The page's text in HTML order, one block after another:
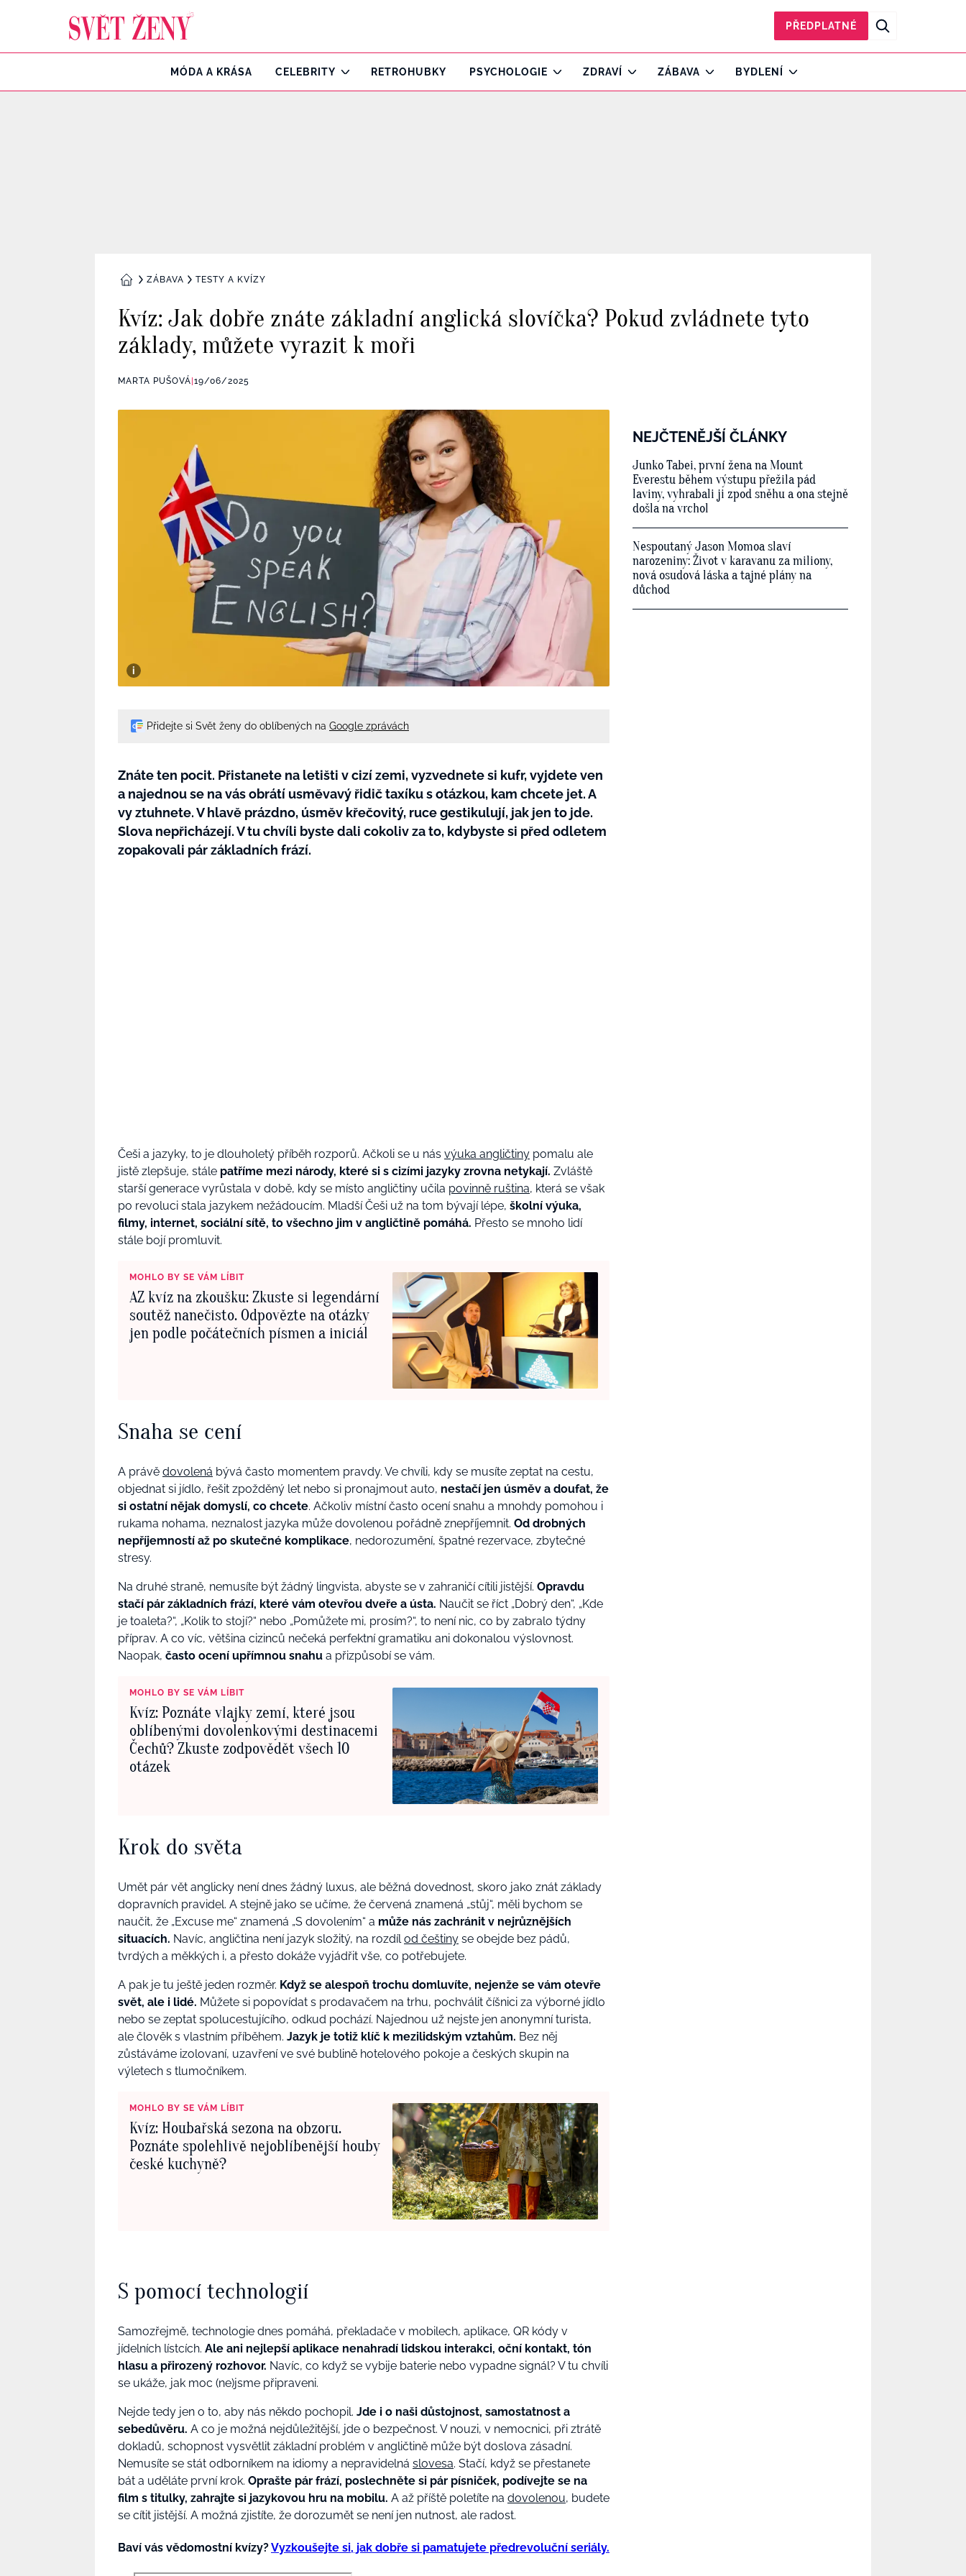
PŘEDPLATNÉ
MÓDA A KRÁSA CELEBRITY RETROHUBKY PSYCHOLOGIE ZDRAVÍ ZÁBAVA BYDLENÍ
DOMŮZÁBAVA TESTY A KVÍZY
Kvíz: Jak dobře znáte základní anglická slovíčka? Pokud zvládnete tyto
základy, můžete vyrazit k moři
MARTA PUŠOVÁ 19/06/2025
Přidejte si Svět ženy do oblíbených na Google zprávách
Znáte ten pocit. Přistanete na letišti v cizí zemi, vyzvednete si kufr, vyjdete ven
a najednou se na vás obrátí usměvavý řidič taxíku s otázkou, kam chcete jet. A
vy ztuhnete. V hlavě prázdno, úsměv křečovitý, ruce gestikulují, jak jen to jde.
Slova nepřicházejí. V tu chvíli byste dali cokoliv za to, kdybyste si před odletem
zopakovali pár základních frází.
Češi a jazyky, to je dlouholetý příběh rozporů. Ačkoli se u nás výuka angličtiny pomalu ale
jistě zlepšuje, stále patříme mezi národy, které si s cizími jazyky zrovna netykají. Zvláště
starší generace vyrůstala v době, kdy se místo angličtiny učila povinně ruština, která se však
po revoluci stala jazykem nežádoucím. Mladší Češi už na tom bývají lépe, školní výuka,
filmy, internet, sociální sítě, to všechno jim v angličtině pomáhá. Přesto se mnoho lidí
stále bojí promluvit.
MOHLO BY SE VÁM LÍBIT
AZ kvíz na zkoušku: Zkuste si legendární
soutěž nanečisto. Odpovězte na otázky
jen podle počátečních písmen a iniciál
Snaha se cení
A právě dovolená bývá často momentem pravdy. Ve chvíli, kdy se musíte zeptat na cestu,
objednat si jídlo, řešit zpožděný let nebo si pronajmout auto, nestačí jen úsměv a doufat, že
si ostatní nějak domyslí, co chcete. Ačkoliv místní často ocení snahu a mnohdy pomohou i
rukama nohama, neznalost jazyka může dovolenou pořádně znepříjemnit. Od drobných
nepříjemností až po skutečné komplikace, nedorozumění, špatné rezervace, zbytečné
stresy.
Na druhé straně, nemusíte být žádný lingvista, abyste se v zahraničí cítili jistější. Opravdu
stačí pár základních frází, které vám otevřou dveře a ústa. Naučit se říct „Dobrý den“, „Kde
je toaleta?“, „Kolik to stojí?“ nebo „Pomůžete mi, prosím?“, to není nic, co by zabralo týdny
příprav. A co víc, většina cizinců nečeká perfektní gramatiku ani dokonalou výslovnost.
Naopak, často ocení upřímnou snahu a přizpůsobí se vám.
MOHLO BY SE VÁM LÍBIT
Kvíz: Poznáte vlajky zemí, které jsou
oblíbenými dovolenkovými destinacemi
Čechů? Zkuste zodpovědět všech 10
otázek
Krok do světa
Umět pár vět anglicky není dnes žádný luxus, ale běžná dovednost, skoro jako znát základy
dopravních pravidel. A stejně jako se učíme, že červená znamená „stůj“, měli bychom se
naučit, že „Excuse me“ znamená „S dovolením“ a může nás zachránit v nejrůznějších
situacích. Navíc, angličtina není jazyk složitý, na rozdílod češtiny se obejde bez pádů,
tvrdých a měkkých i, a přesto dokáže vyjádřit vše, co potřebujete.
A pak je tu ještě jeden rozměr. Když se alespoň trochu domluvíte, nejenže se vám otevře
svět, ale i lidé. Můžete si popovídat s prodavačem na trhu, pochválit číšnici za výborné jídlo
nebo se zeptat spolucestujícího, odkud pochází. Najednou už nejste jen anonymní turista,
ale člověk s vlastním příběhem. Jazyk je totiž klíč k mezilidským vztahům. Bez něj
zůstáváme izolovaní, uzavření ve své bublině hotelového pokoje a českých skupin na
výletech s tlumočníkem.
MOHLO BY SE VÁM LÍBIT
Kvíz: Houbařská sezona na obzoru.
Poznáte spolehlivě nejoblíbenější houby
české kuchyně?
S pomocí technologií
Samozřejmě, technologie dnes pomáhá, překladače v mobilech, aplikace, QR kódy v
jídelních lístcích. Ale ani nejlepší aplikace nenahradí lidskou interakci, oční kontakt, tón
hlasu a přirozený rozhovor. Navíc, co když se vybije baterie nebo vypadne signál? V tu chvíli
se ukáže, jak moc (ne)jsme připraveni.
Nejde tedy jen o to, aby nás někdo pochopil. Jde i o naši důstojnost, samostatnost a
sebedůvěru. A co je možná nejdůležitější, jde o bezpečnost. V nouzi, v nemocnici, při ztrátě
dokladů, schopnost vysvětlit základní problém v angličtině může být doslova zásadní.
Nemusíte se stát odborníkem na idiomy a nepravidelná slovesa. Stačí, když se přestanete
bát a uděláte první krok. Oprašte pár frází, poslechněte si pár písniček, podívejte se na
film s titulky, zahrajte si jazykovou hru na mobilu. A až příště poletíte na dovolenou, budete
se cítit jistější. A možná zjistíte, že dorozumět se není jen nutnost, ale radost.
Baví vás vědomostní kvízy?Vyzkoušejte si, jak dobře si pamatujete předrevoluční seriály.
NEJČTENĚJŠÍ ČLÁNKY
Junko Tabei, první žena na Mount
Everestu během výstupu přežila pád
laviny, vyhrabali ji zpod sněhu a ona stejně
došla na vrchol
Nespoutaný Jason Momoa slaví
narozeniny: Život v karavanu za miliony,
nová osudová láska a tajné plány na
důchod